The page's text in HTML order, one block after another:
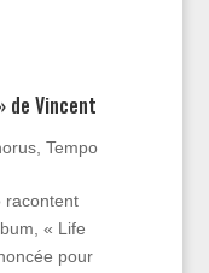
de Vincent
,Tempo
racontent
« Life
pour